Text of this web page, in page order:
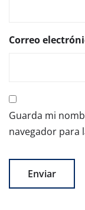
Correo
Guarda mi
navegador para